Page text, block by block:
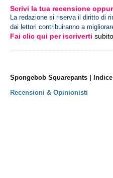
Scrivi la tua recensione
La redazione si riserva il diritto di
dai lettori contribuiranno a
Fai clic qui per iscriverti
Spongebob Squarepants | Indice
Recensioni & Opinionisti